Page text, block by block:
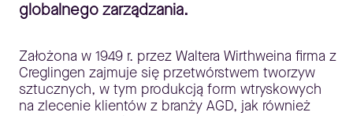
globalnego zarządzania.
Założona w 1949 r. przez Waltera Wirthweina firma z
Creglingen zajmuje się przetwórstwem tworzyw
sztucznych, w tym produkcją form wtryskowych
na zlecenie klientów z branży AGD, jak również